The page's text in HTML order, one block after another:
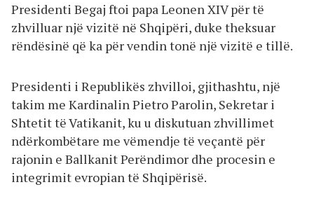
Presidenti Begaj ftoi papa Leonen XIV për të
zhvilluar një vizitë në Shqipëri, duke theksuar
rëndësinë që ka për vendin tonë një vizitë e tillë.
Presidenti i Republikës zhvilloi, gjithashtu, një
takim me Kardinalin Pietro Parolin, Sekretar i
Shtetit të Vatikanit, ku u diskutuan zhvillimet
ndërkombëtare me vëmendje të veçantë për
rajonin e Ballkanit Perëndimor dhe procesin e
integrimit evropian të Shqipërisë.